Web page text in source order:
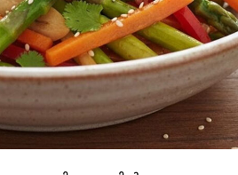
നല്‍കിയതിനെ തുടര്‍ന്ന്
ഐടി ആക്ടിലെ വിവിധ
രജിസ്റ്റര്‍ ചെയ്തു.
കണ്ടെത്താന്‍
പൊലീസ്
എഡിസിപി (സൈബര്‍ & ക്രൈം)